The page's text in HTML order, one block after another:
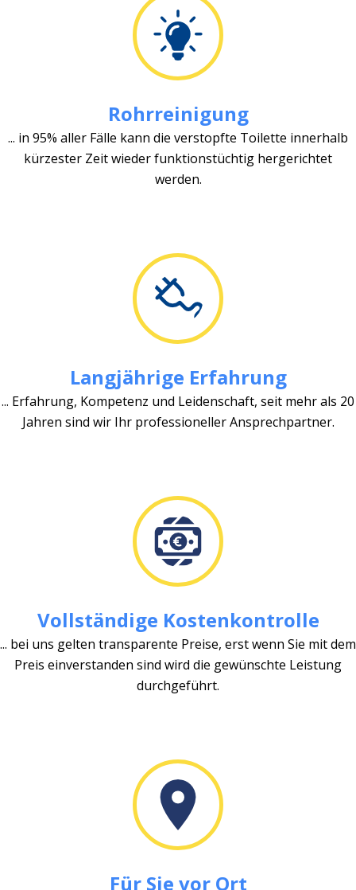
Rohrreinigung
... in 95% aller Fälle kann die verstopfte Toilette innerhalb
kürzester Zeit wieder funktionstüchtig hergerichtet
werden.
Langjährige Erfahrung
... Erfahrung, Kompetenz und Leidenschaft, seit mehr als 20
Jahren sind wir Ihr professioneller Ansprechpartner.
Vollständige Kostenkontrolle
... bei uns gelten transparente Preise, erst wenn Sie mit dem
Preis einverstanden sind wird die gewünschte Leistung
durchgeführt.
Für Sie vor Ort